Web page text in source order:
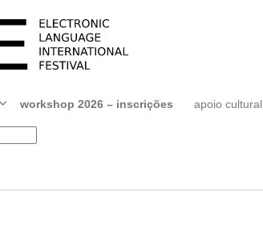
Abrir
menu
workshop 2026 – inscrições apoio cultural